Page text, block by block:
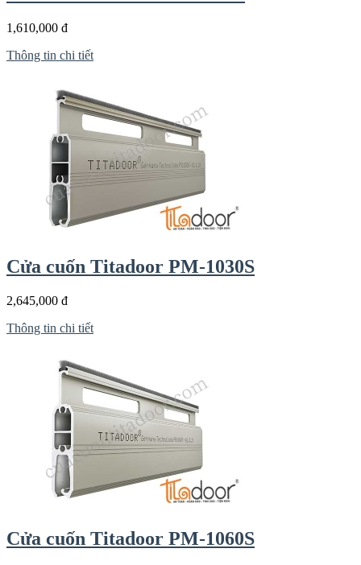
1,610,000 đ
Thông tin chi tiết
Cửa cuốn Titadoor PM-1030S
2,645,000 đ
Thông tin chi tiết
Cửa cuốn Titadoor PM-1060S